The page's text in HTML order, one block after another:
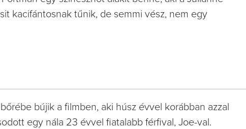
kacifántosnak tűnik, de semmi vész, nem egy
bújik a filmben, aki húsz évvel korábban azzal
egy nála 23 évvel fiatalabb férfival, Joe-val.